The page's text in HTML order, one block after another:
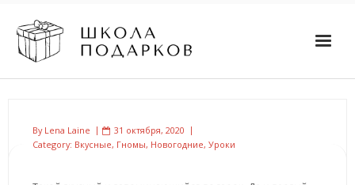
By Lena Laine
31 октября, 2020
Category: Вкусные, Гномы, Новогодние, Уроки